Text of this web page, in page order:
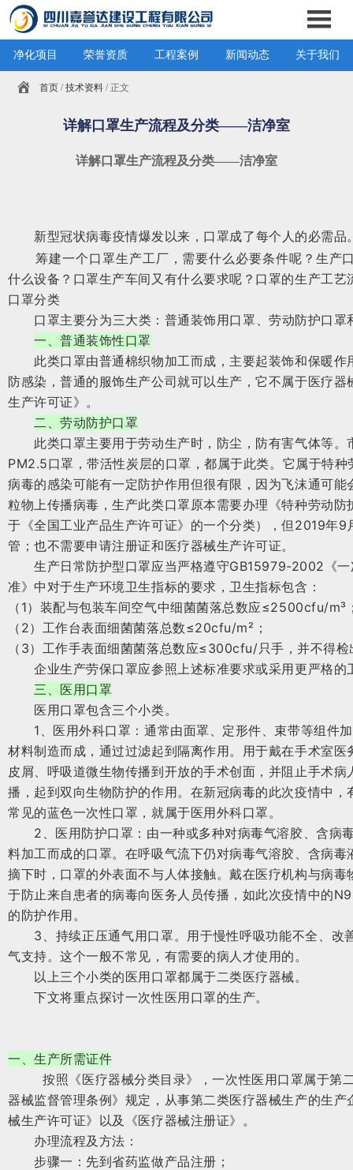
净化项目 荣誉资质 工程案例 新闻动态 关于我们
首页 /技术资料 / 正文
详解口罩生产流程及分类——洁净室
详解口罩生产流程及分类——洁净室
新型冠状病毒疫情爆发以来，口罩成了每个人的必需品
筹建一个口罩生产工厂，需要什么必要条件呢？生产
什么设备？口罩生产车间又有什么要求呢？口罩的生产工艺
口罩分类
口罩主要分为三大类：普通装饰用口罩、劳动防护口罩
一、普通装饰性口罩
此类口罩由普通棉织物加工而成，主要起装饰和保暖作
防感染，普通的服饰生产公司就可以生产，它不属于医疗器
生产许可证》。
二、劳动防护口罩
此类口罩主要用于劳动生产时，防尘，防有害气体等。
PM2.5口罩，带活性炭层的口罩，都属于此类。它属于特
病毒的感染可能有一定防护作用但很有限，因为飞沫通可能
粒物上传播病毒，生产此类口罩原本需要办理《特种劳动防
于《全国工业产品生产许可证》的一个分类），但2019年9
管；也不需要申请注册证和医疗器械生产许可证。
生产日常防护型口罩应当严格遵守GB15979-2002《一
准》中对于生产环境卫生指标的要求，卫生指标包含：
（1）装配与包装车间空气中细菌菌落总数应≤2500cfu/m³
（2）工作台表面细菌菌落总数≤20cfu/m²；
（3）工作手表面细菌菌落总数应≤300cfu/只手，并不得检
企业生产劳保口罩应参照上述标准要求或采用更严格的
三、医用口罩
医用口罩包含三个小类。
1、医用外科口罩：通常由面罩、定形件、束带等组件
材料制造而成，通过过滤起到隔离作用。用于戴在手术室医
皮屑、呼吸道微生物传播到开放的手术创面，并阻止手术病
播，起到双向生物防护的作用。在新冠病毒的此次疫情中，
常见的蓝色一次性口罩，就属于医用外科口罩。
2、医用防护口罩：由一种或多种对病毒气溶胶、含病
料加工而成的口罩。在呼吸气流下仍对病毒气溶胶、含病毒
摘下时，口罩的外表面不与人体接触。戴在医疗机构与病毒
于防止来自患者的病毒向医务人员传播，如此次疫情中的
的防护作用。
3、持续正压通气用口罩。用于慢性呼吸功能不全、改
气支持。这个一般不常见，有需要的病人才使用的。
以上三个小类的医用口罩都属于二类医疗器械。
下文将重点探讨一次性医用口罩的生产。
一、生产所需证件
按照《医疗器械分类目录》，一次性医用口罩属于第
器械监督管理条例》规定，从事第二类医疗器械生产的生产
械生产许可证》以及《医疗器械注册证》。
办理流程及方法：
步骤一：先到省药监做产品注册；